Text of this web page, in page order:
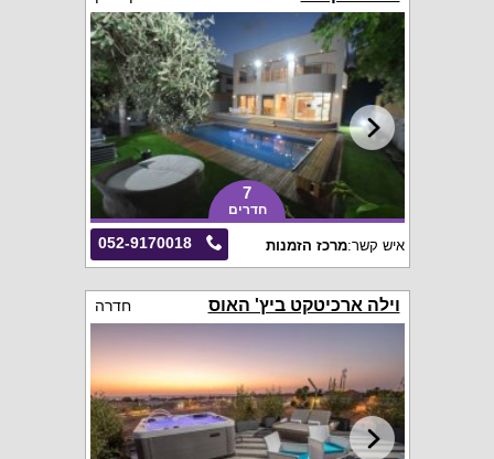
7
חדרים
052-9170018 איש קשר:מרכז הזמנות
וילה ארכיטקט ביץ' האוס חדרה